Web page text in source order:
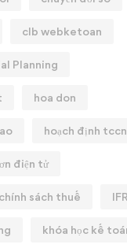
clb webketoan
Planning
hoa don
hoạch định tccn
điện tử
sách thuế
khóa học kế